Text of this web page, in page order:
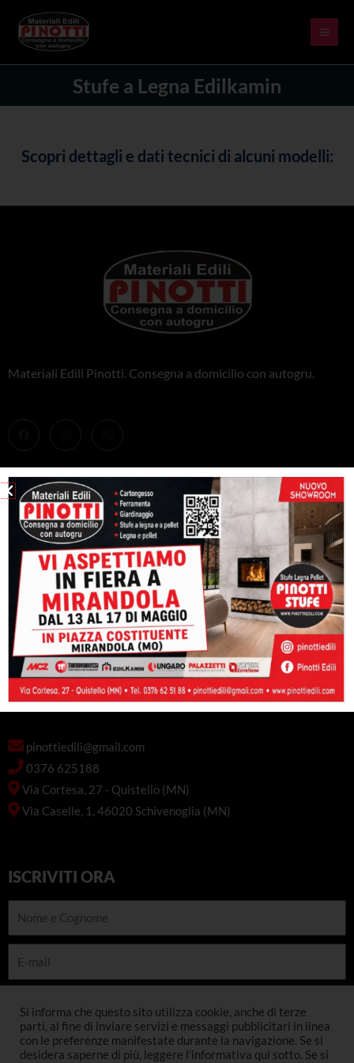
content
Stufe a Legna Edilkamin
Scopri dettagli e dati tecnici di alcuni modelli:
Materiali Edili Pinotti. Consegna a domicilio con autogru.
PRODOTTI
Stufe
Caminetti e inserti
Caldaie
Barbeque
CONTATTACI
pinottiedili@gmail.com
0376 625188
Via Cortesa, 27 - Quistello (MN)
Via Caselle, 1, 46020 Schivenoglia (MN)
ISCRIVITI ORA
INSCRIVITI
Si informa che questo sito utilizza cookie, anche di terze
parti, al fine di inviare servizi e messaggi pubblicitari in linea
con le preferenze manifestate durante la navigazione. Se si
desidera saperne di più, leggere l'informativa qui sotto. Se si